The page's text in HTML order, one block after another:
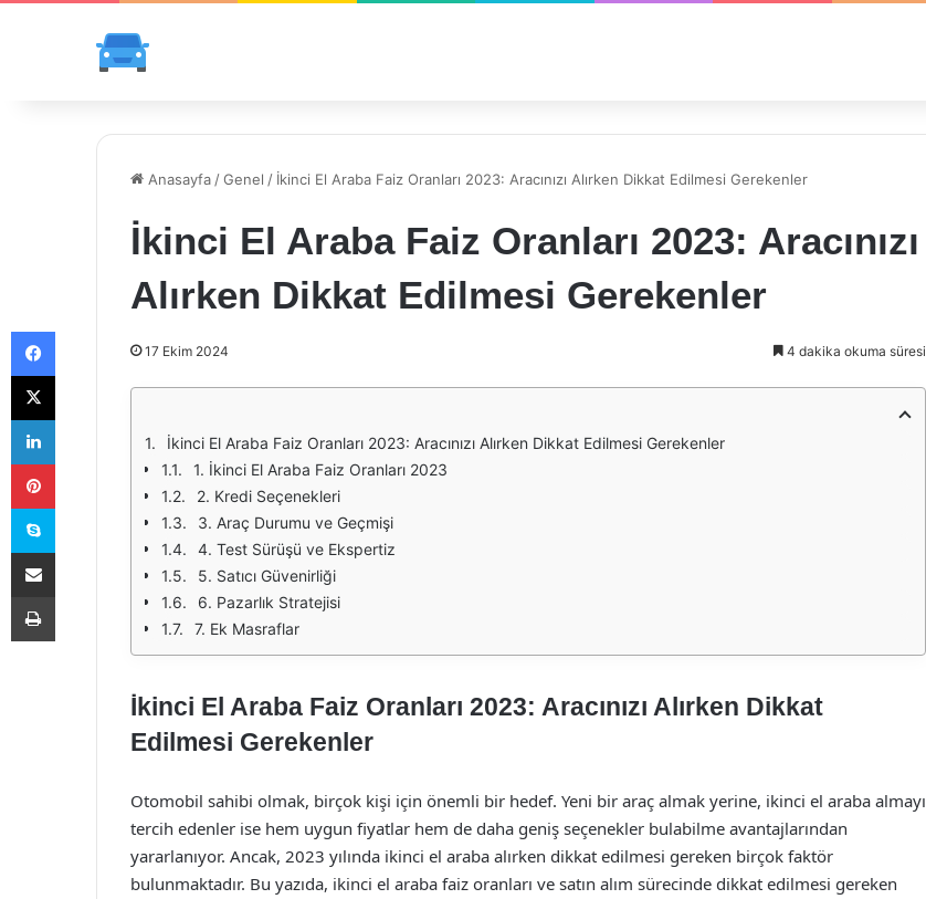
Anasayfa /Genel / İkinci El Araba Faiz Oranları 2023: Aracınızı Alırken Dikkat Edilmesi Gerekenler
İkinci El Araba Faiz Oranları 2023: Aracınızı
Alırken Dikkat Edilmesi Gerekenler
17 Ekim 2024 4 dakika okuma süresi
İkinci El Araba Faiz Oranları 2023: Aracınızı Alırken Dikkat Edilmesi Gerekenler
1. İkinci El Araba Faiz Oranları 2023
2. Kredi Seçenekleri
3. Araç Durumu ve Geçmişi
4. Test Sürüşü ve Ekspertiz
5. Satıcı Güvenirliği
6. Pazarlık Stratejisi
7. Ek Masraflar
İkinci El Araba Faiz Oranları 2023: Aracınızı Alırken Dikkat
Edilmesi Gerekenler
Otomobil sahibi olmak, birçok kişi için önemli bir hedef. Yeni bir araç almak yerine, ikinci el araba almayı
tercih edenler ise hem uygun fiyatlar hem de daha geniş seçenekler bulabilme avantajlarından
yararlanıyor. Ancak, 2023 yılında ikinci el araba alırken dikkat edilmesi gereken birçok faktör
bulunmaktadır. Bu yazıda, ikinci el araba faiz oranları ve satın alım sürecinde dikkat edilmesi gereken
Facebook
X
LinkedIn
Pinterest
Skype
E-Posta ile paylaş